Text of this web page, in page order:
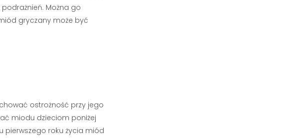
Można go
gryczany może być
ostrożność przy jego
miodu dzieciom poniżej
pierwszego roku życia miód